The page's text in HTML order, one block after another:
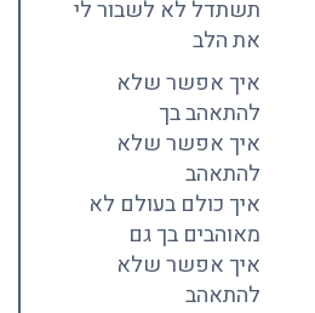
תשתדל לא לשבור לי
את הלב
איך אפשר שלא
להתאהב בך
איך אפשר שלא
להתאהב
איך כולם בעולם לא
מאוהבים בך גם
איך אפשר שלא
להתאהב